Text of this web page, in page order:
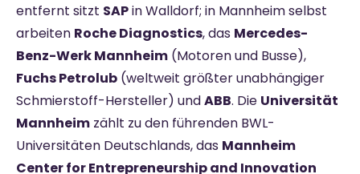
entfernt sitzt SAPin Walldorf; in Mannheim selbst
arbeiten Roche Diagnostics, das Mercedes-
Benz-Werk Mannheim (Motoren und Busse),
Fuchs Petrolub (weltweit größter unabhängiger
Schmierstoff-Hersteller) undABB. Die Universität
Mannheim zählt zu den führenden BWL-
Universitäten Deutschlands, das Mannheim
Center for Entrepreneurship and Innovation